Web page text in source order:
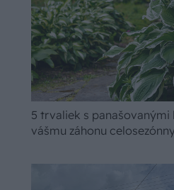
5 trvaliek s
vášmu záhonu